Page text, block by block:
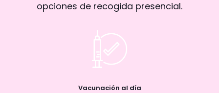
opciones de recogida presencial.
Vacunación al día